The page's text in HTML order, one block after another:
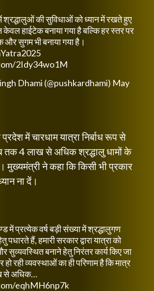
श्रद्धालुओं की सुविधाओं को ध्यान में रखते हुए
हाईटेक बनाया गया है बल्कि हर स्तर पर
सुगम भी बनाया गया है।
2Idy34wo1M
Dhami (@pushkardhami) May
में चारधाम यात्रा निर्बाध रूप से
तक 4 लाख से अधिक श्रद्धालु धामों के
मुख्यमंत्री ने कहा कि किसी भी प्रकार
ना दें।
में प्रत्येक वर्ष बड़ी संख्या में श्रद्धालुगण
पधारते हैं, हमारी सरकार द्वारा यात्रा को
सुव्यवस्थित बनाने हेतु निरंतर कार्य किए जा
रही व्यवस्थाओं का ही परिणाम है कि मात्र
से अधिक…
eqhMH6np7k